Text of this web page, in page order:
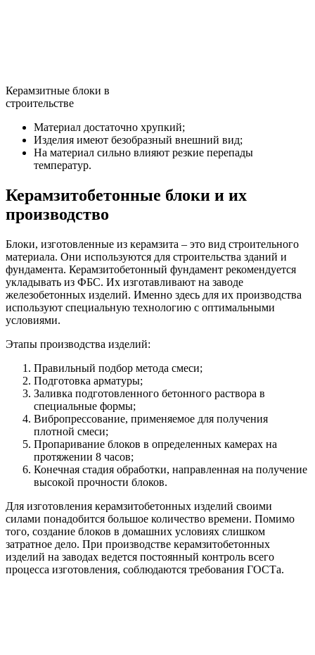
Керамзитные блоки в
строительстве
Материал достаточно хрупкий;
Изделия имеют безобразный внешний вид;
На материал сильно влияют резкие перепады
температур.
Керамзитобетонные блоки и их
производство
Блоки, изготовленные из керамзита – это вид строительного
материала. Они используются для строительства зданий и
фундамента. Керамзитобетонный фундамент рекомендуется
укладывать из ФБС. Их изготавливают на заводе
железобетонных изделий. Именно здесь для их производства
используют специальную технологию с оптимальными
условиями.
Этапы производства изделий:
Правильный подбор метода смеси;
Подготовка арматуры;
Заливка подготовленного бетонного раствора в
специальные формы;
Вибропрессование, применяемое для получения
плотной смеси;
Пропаривание блоков в определенных камерах на
протяжении 8 часов;
Конечная стадия обработки, направленная на получение
высокой прочности блоков.
Для изготовления керамзитобетонных изделий своими
силами понадобится большое количество времени. Помимо
того, создание блоков в домашних условиях слишком
затратное дело. При производстве керамзитобетонных
изделий на заводах ведется постоянный контроль всего
процесса изготовления, соблюдаются требования ГОСТа.